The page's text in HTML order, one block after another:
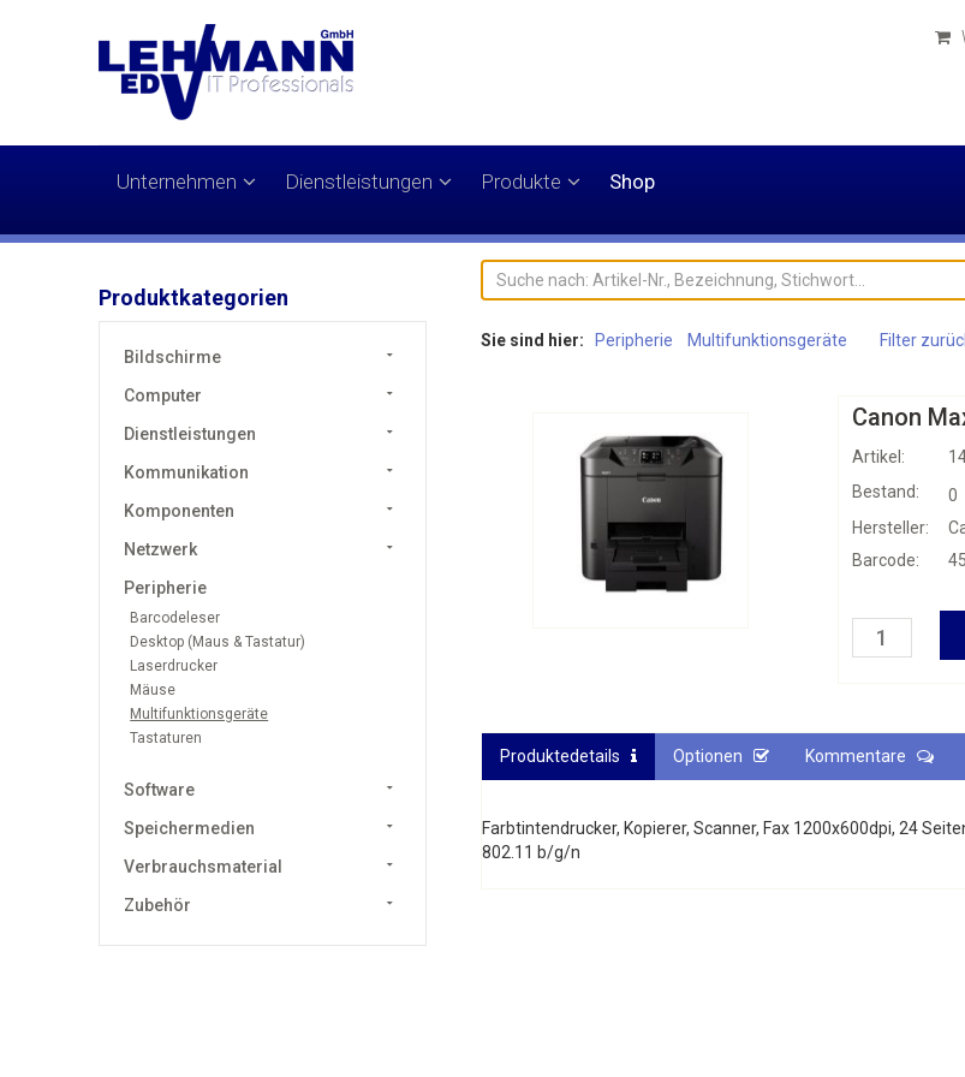
Unternehmen Dienstleistungen Produkte Shop
Produktkategorien
Bildschirme
Computer
Dienstleistungen
Kommunikation
Komponenten
Netzwerk
Peripherie
Barcodeleser
Desktop (Maus & Tastatur)
Laserdrucker
Mäuse
Multifunktionsgeräte
Tastaturen
Software
Speichermedien
Verbrauchsmaterial
Zubehör
Sie sind hier: Peripherie Multifunktionsgeräte Filter
Canon
Artikel:
Bestand:
0
Hersteller:
Barcode:
Produktedetails Optionen Kommentare
Farbtintendrucker, Kopierer, Scanner, Fax 1200x600dpi, 24
802.11 b/g/n